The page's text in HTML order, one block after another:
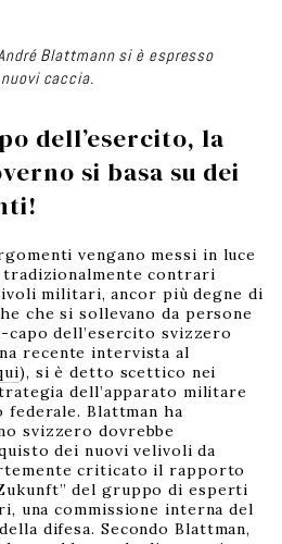
Blattmann si è espresso
caccia.
dell’esercito, la
si basa su dei
vengano messi in luce
contrari
militari, ancor più degne di
che si sollevano da persone
capo dell’esercito svizzero
recente intervista al
), si è detto scettico nei
dell’apparato militare
Blattman ha
svizzero dovrebbe
dei nuovi velivoli da
criticato il rapporto
del gruppo di esperti
una commissione interna del
difesa. Secondo Blattman,